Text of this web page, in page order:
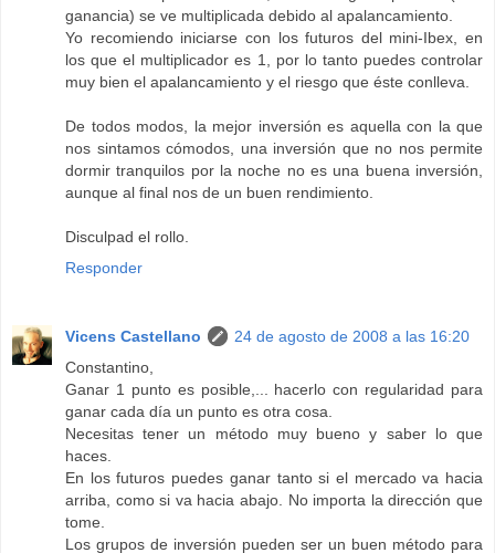
ganancia) se ve multiplicada debido al apalancamiento.
Yo recomiendo iniciarse con los futuros del mini-Ibex, en
los que el multiplicador es 1, por lo tanto puedes controlar
muy bien el apalancamiento y el riesgo que éste conlleva.
De todos modos, la mejor inversión es aquella con la que
nos sintamos cómodos, una inversión que no nos permite
dormir tranquilos por la noche no es una buena inversión,
aunque al final nos de un buen rendimiento.
Disculpad el rollo.
Responder
Vicens Castellano
24 de agosto de 2008 a las 16:20
Constantino,
Ganar 1 punto es posible,... hacerlo con regularidad para
ganar cada día un punto es otra cosa.
Necesitas tener un método muy bueno y saber lo que
haces.
En los futuros puedes ganar tanto si el mercado va hacia
arriba, como si va hacia abajo. No importa la dirección que
tome.
Los grupos de inversión pueden ser un buen método para